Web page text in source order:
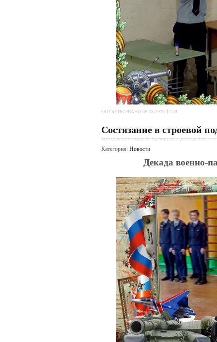
ОПУБЛИКОВАНО 06.03.2023 13:33
Состязание в строевой
Категория: Новости
Декада военно-